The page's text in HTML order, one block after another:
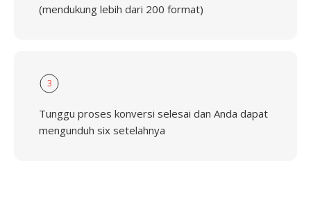
(mendukung lebih dari 200 format)
3
Tunggu proses konversi selesai dan Anda dapat
mengunduh six setelahnya